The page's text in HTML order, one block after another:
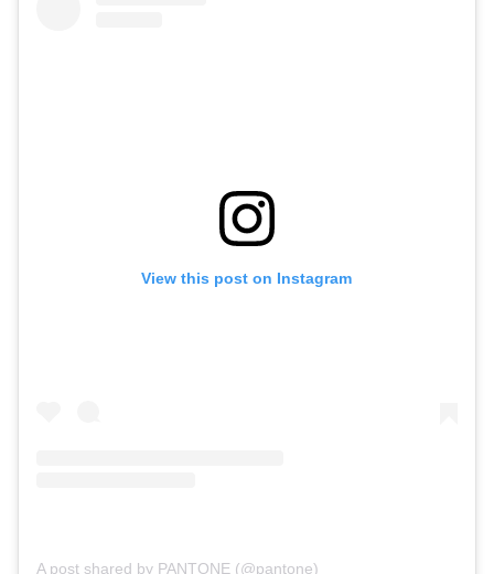
View this post on Instagram
A post shared by PANTONE (@pantone)